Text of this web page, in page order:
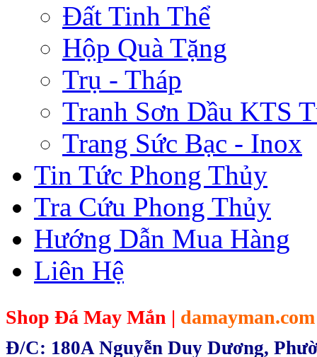
Đất Tinh Thể
Hộp Quà Tặng
Trụ - Tháp
Tranh Sơn Dầu KTS
Trang Sức Bạc - Inox
Tin Tức Phong Thủy
Tra Cứu Phong Thủy
Hướng Dẫn Mua Hàng
Liên Hệ
Shop Đá May Mắn | damayman.com
Đ/C: 180A Nguyễn Duy Dương,